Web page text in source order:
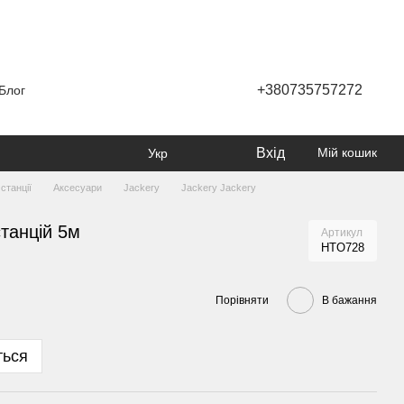
+380735757272
Укр Вхід Мій кошик
Аксесуари Jackery Jackery Jackery
5м Артикул
HTO728
Порівняти В бажання